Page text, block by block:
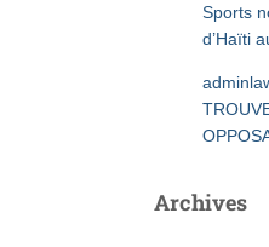
Sports
d’Haïti
Archives